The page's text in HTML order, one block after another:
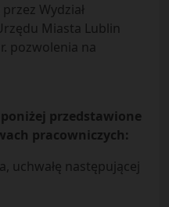
Wydział
Miasta Lublin
pozwolenia na
poniżej przedstawione
pracowniczych:
uchwałę następującej